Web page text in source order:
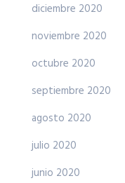
diciembre 2020
noviembre 2020
octubre 2020
septiembre 2020
agosto 2020
julio 2020
junio 2020